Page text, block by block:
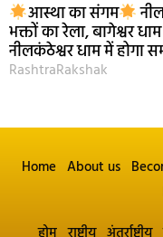
आस्था का संगम
भक्तों का रेला, बागेश्वर
नीलकंठेश्वर धाम में होगा
RashtraRakshak
Home About us